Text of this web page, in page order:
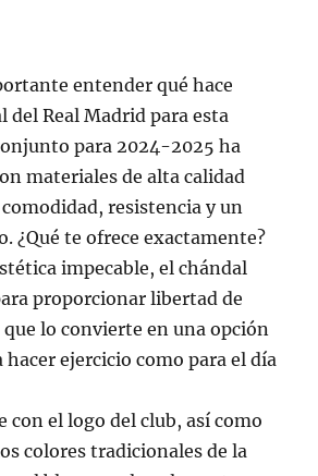
entender qué hace
del Real Madrid para esta
para 2024-2025 ha
materiales de alta calidad
resistencia y un
¿Qué te ofrece exactamente?
impecable, el chándal
proporcionar libertad de
lo convierte en una opción
ejercicio como para el día
con el logo del club, así como
colores tradicionales de la